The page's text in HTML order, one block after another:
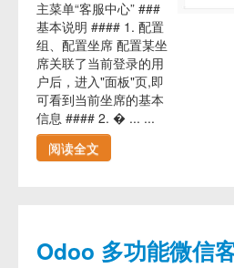
主菜单“客服中心” ###
基本说明 #### 1. 配置
组、配置坐席 配置某坐
席关联了当前登录的用
户后，进入"面板"页,即
可看到当前坐席的基本
信息 #### 2. � ... ...
阅读全文
Odoo 多功能微信